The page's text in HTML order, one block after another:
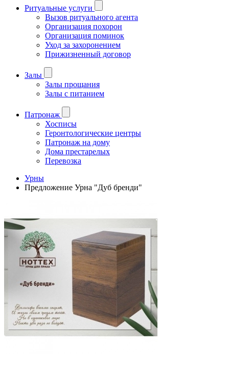
Ритуальные услуги
Вызов ритуального агента
Организация похорон
Организация поминок
Уход за захоронением
Прижизненный договор
Залы
Залы прощания
Залы с питанием
Патронаж
Хосписы
Геронтологические центры
Патронаж на дому
Дома престарелых
Перевозка
Урны
Предложение Урна "Дуб бренди"